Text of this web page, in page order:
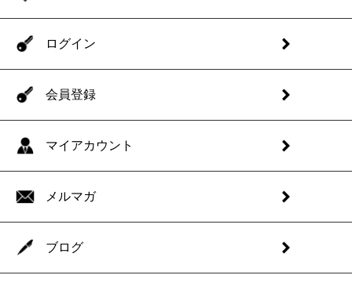
ログイン
会員登録
マイアカウント
メルマガ
ブログ